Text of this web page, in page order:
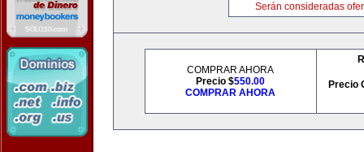
Serán consideradas
COMPRAR AHORA
Precio $550.00
COMPRAR AHORA
Precio